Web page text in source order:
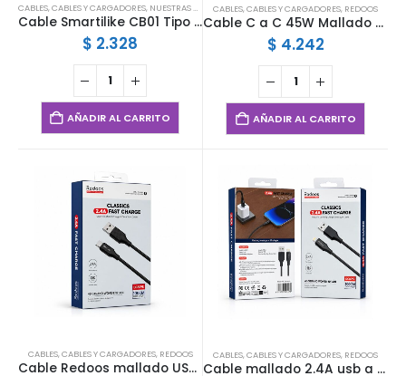
CABLES,CABLES Y CARGADORES, NUESTRAS MARCAS , SMARTILIKE
Cable Smartilike CB01 Tipo C a Lightning
$ 2.328
AÑADIR AL CARRITO
CABLES,CABLES Y CARGADORES, REDOOS
Cable C a C 45W Mallado Redoos
$ 4.242
AÑADIR AL CARRITO
CABLES,CABLES Y CARGADORES, REDOOS
Cable Redoos mallado USB-A a Tipo C 2.4A
CABLES,CABLES Y CARGADORES, REDOOS
Cable mallado 2.4A usb a lightning redoos